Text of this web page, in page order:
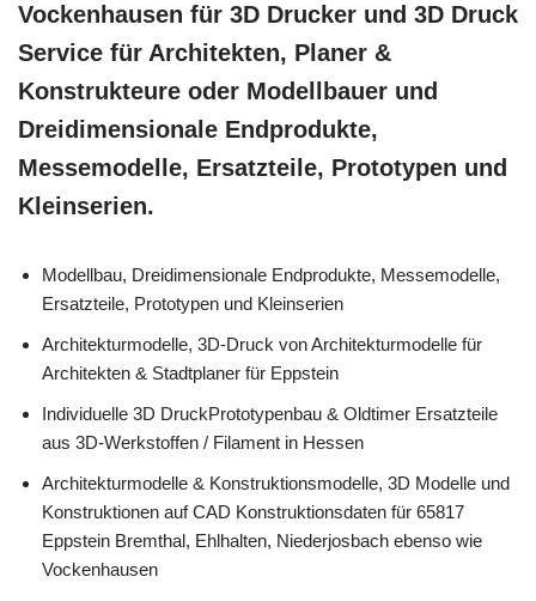
Vockenhausen für 3D Drucker und 3D Druck
Service für Architekten, Planer &
Konstrukteure oder Modellbauer und
Dreidimensionale Endprodukte,
Messemodelle, Ersatzteile, Prototypen und
Kleinserien.
Modellbau, Dreidimensionale Endprodukte, Messemodelle,
Ersatzteile, Prototypen und Kleinserien
Architekturmodelle, 3D-Druck von Architekturmodelle für
Architekten & Stadtplaner für Eppstein
Individuelle 3D DruckPrototypenbau & Oldtimer Ersatzteile
aus 3D-Werkstoffen / Filament in Hessen
Architekturmodelle & Konstruktionsmodelle, 3D Modelle und
Konstruktionen auf CAD Konstruktionsdaten für 65817
Eppstein Bremthal, Ehlhalten, Niederjosbach ebenso wie
Vockenhausen